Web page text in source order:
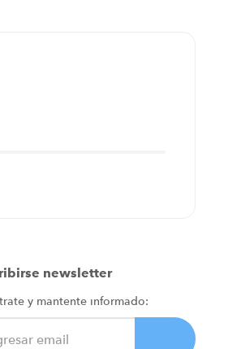
newsletter
y mantente informado: